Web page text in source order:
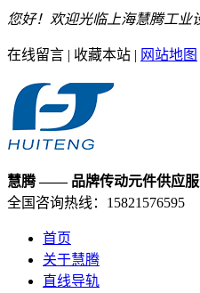
您好！欢迎光临上海慧腾工业
在线留言 | 收藏本站 | 网站地图
慧腾—— 品牌传动元件供应服
全国咨询热线： 15821576595
首页
关于慧腾
直线导轨